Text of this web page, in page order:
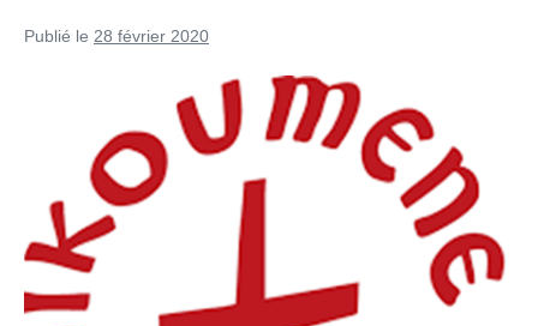
Publié le 28 février 2020
Chronique
février